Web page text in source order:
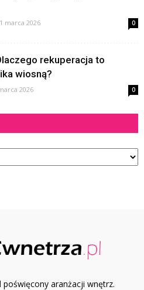
marca 2026 0
rekuperacja to
wiosną?
2026 0
aranżacji wnętrz.